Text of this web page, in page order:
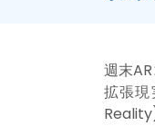
週末
拡張